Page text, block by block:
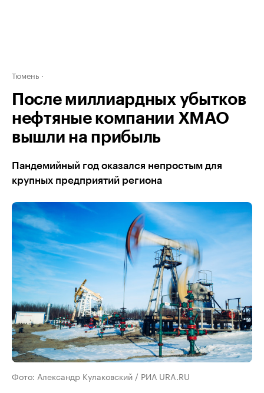
Тюмень
После миллиардных убытков
нефтяные компании ХМАО
вышли на прибыль
Пандемийный год оказался непростым для
крупных предприятий региона
Фото: Александр Кулаковский / РИА URA.RU